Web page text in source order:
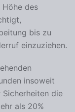
Höhe des
bis zu
einzuziehen.
insoweit
die
als 20%